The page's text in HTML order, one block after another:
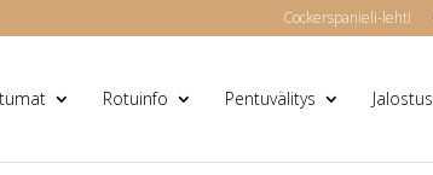
Cockerspanieli-lehti
Rotuinfo Pentuvälitys Jalostus